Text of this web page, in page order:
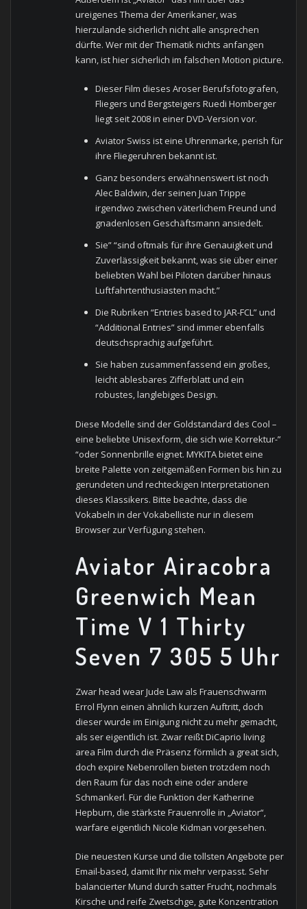
ureigenes Thema der Amerikaner, was
hierzulande sicherlich nicht alle ansprechen
dürfte. Wer mit der Thematik nichts anfangen
kann, ist hier sicherlich im falschen Motion picture.
Dieser Film dieses Aroser Berufsfotografen,
Fliegers und Bergsteigers Ruedi Homberger
liegt seit 2008 in einer DVD-Version vor.
Aviator Swiss ist eine Uhrenmarke, perish für
ihre Fliegeruhren bekannt ist.
Ganz besonders erwähnenswert ist noch
Alec Baldwin, der seinen Juan Trippe
irgendwo zwischen väterlichem Freund und
gnadenlosen Geschäftsmann ansiedelt.
Sie” “sind oftmals für ihre Genauigkeit und
Zuverlässigkeit bekannt, was sie über einer
beliebten Wahl bei Piloten darüber hinaus
Luftfahrtenthusiasten macht.”
Die Rubriken “Entries based to JAR-FCL” und
“Additional Entries” sind immer ebenfalls
deutschsprachig aufgeführt.
Sie haben zusammenfassend ein großes,
leicht ablesbares Zifferblatt und ein
robustes, langlebiges Design.
Diese Modelle sind der Goldstandard des Cool –
eine beliebte Unisexform, die sich wie Korrektur-”
“oder Sonnenbrille eignet. MYKITA bietet eine
breite Palette von zeitgemäßen Formen bis hin zu
gerundeten und rechteckigen Interpretationen
dieses Klassikers. Bitte beachte, dass die
Vokabeln in der Vokabelliste nur in diesem
Browser zur Verfügung stehen.
Aviator Airacobra
Greenwich Mean
Time V 1 Thirty
Seven 7 305 5 Uhr
Zwar head wear Jude Law als Frauenschwarm
Errol Flynn einen ähnlich kurzen Auftritt, doch
dieser wurde im Einigung nicht zu mehr gemacht,
als ser eigentlich ist. Zwar reißt DiCaprio living
area Film durch die Präsenz förmlich a great sich,
doch expire Nebenrollen bieten trotzdem noch
den Raum für das noch eine oder andere
Schmankerl. Für die Funktion der Katherine
Hepburn, die stärkste Frauenrolle in „Aviator“,
warfare eigentlich Nicole Kidman vorgesehen.
Die neuesten Kurse und die tollsten Angebote per
Email-based, damit Ihr nix mehr verpasst. Sehr
balancierter Mund durch satter Frucht, nochmals
Kirsche und reife Zwetschge, gute Konzentration